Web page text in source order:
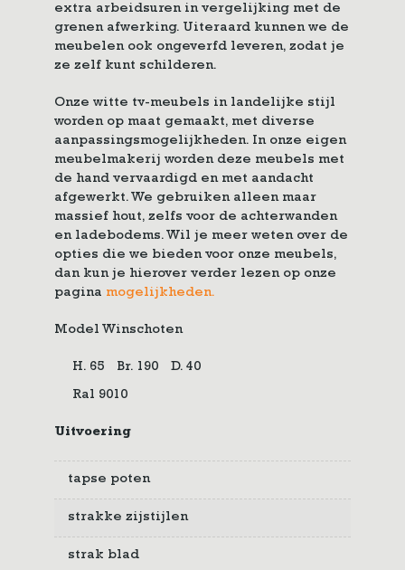
extra arbeidsuren in vergelijking met de
grenen afwerking. Uiteraard kunnen we de
meubelen ook ongeverfd leveren, zodat je
ze zelf kunt schilderen.
Onze witte tv-meubels in landelijke stijl
worden op maat gemaakt, met diverse
aanpassingsmogelijkheden. In onze eigen
meubelmakerij worden deze meubels met
de hand vervaardigd en met aandacht
afgewerkt. We gebruiken alleen maar
massief hout, zelfs voor de achterwanden
en ladebodems. Wil je meer weten over de
opties die we bieden voor onze meubels,
dan kun je hierover verder lezen op onze
pagina mogelijkheden.
Model Winschoten
H. 65 Br. 190 D. 40
Ral 9010
Uitvoering
tapse poten
strakke zijstijlen
strak blad